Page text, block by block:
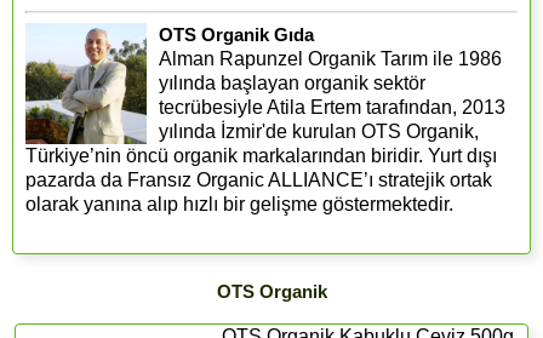
OTS Organik Gıda
Alman Rapunzel Organik Tarım ile 1986
yılında başlayan organik sektör
tecrübesiyle Atila Ertem tarafından, 2013
yılında İzmir'de kurulan OTS Organik,
Türkiye’nin öncü organik markalarından biridir. Yurt dışı
pazarda da Fransız Organic ALLIANCE’ı stratejik ortak
olarak yanına alıp hızlı bir gelişme göstermektedir.
OTS Organik